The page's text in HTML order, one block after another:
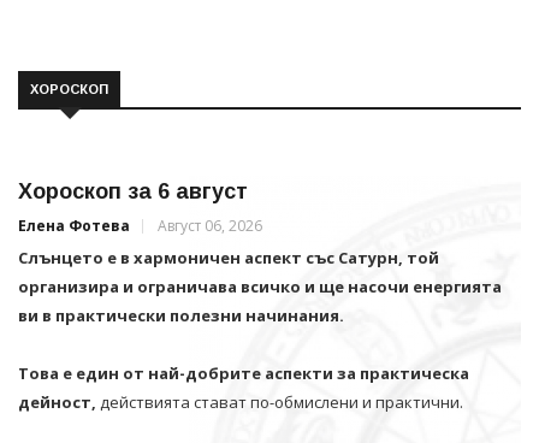
ХОРОСКОП
Хороскоп за 6 август
Елена Фотева Август 06, 2026
Слънцето е в хармоничен аспект със Сатурн, той
организира и ограничава всичко и щe насочи енергията
ви в практически полезни начинания.
Това е един от най-добрите аспекти за практическа
дейност, действията стават по-обмислени и практични.